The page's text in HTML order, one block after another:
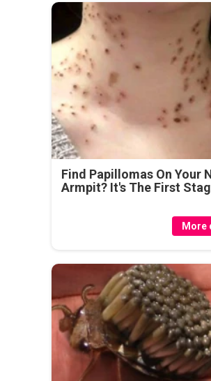
Find Papillomas On Your
Armpit? It's The First
More